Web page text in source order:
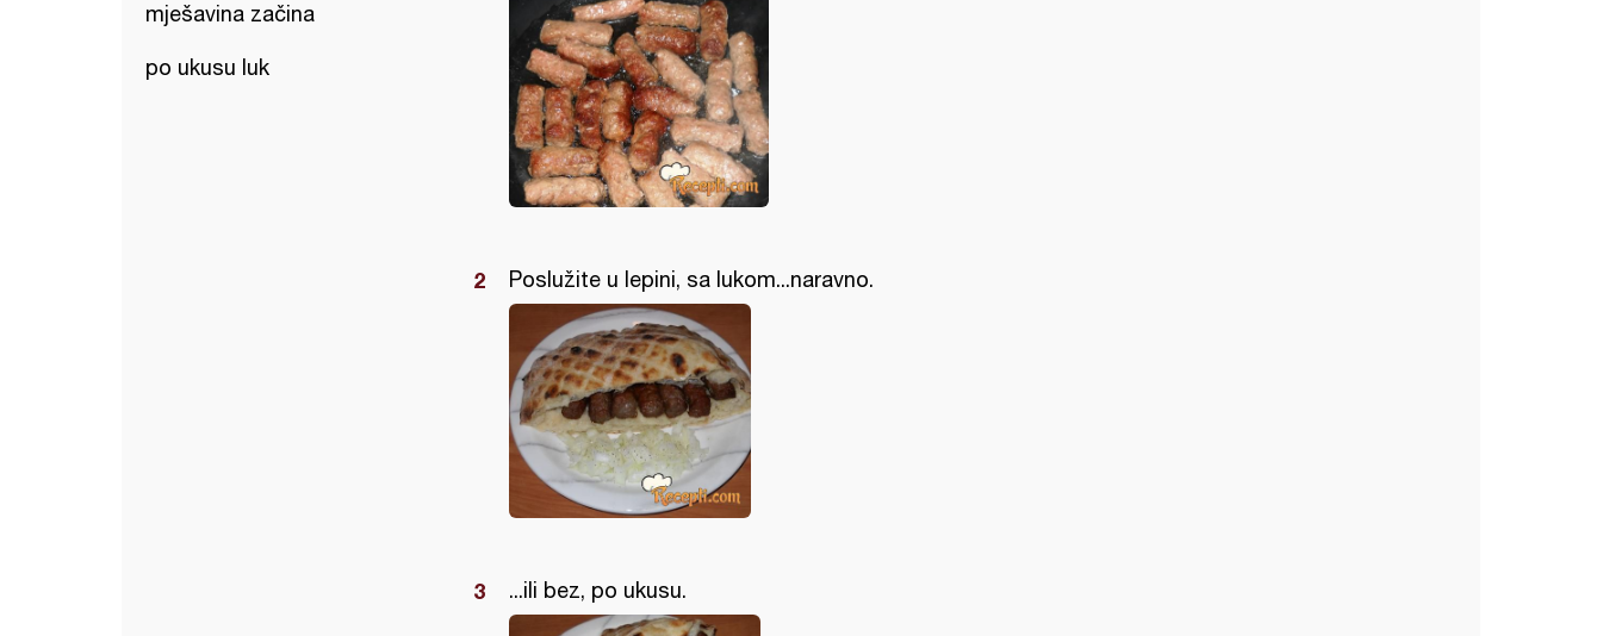
mješavina začina
po ukusu luk
Poslužite u lepini, sa lukom...naravno.
...ili bez, po ukusu.